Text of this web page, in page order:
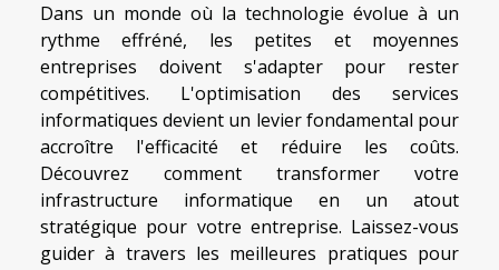
Dans un monde où la technologie évolue à un
rythme effréné, les petites et moyennes
entreprises doivent s'adapter pour rester
compétitives. L'optimisation des services
informatiques devient un levier fondamental pour
accroître l'efficacité et réduire les coûts.
Découvrez comment transformer votre
infrastructure informatique en un atout
stratégique pour votre entreprise. Laissez-vous
guider à travers les meilleures pratiques pour